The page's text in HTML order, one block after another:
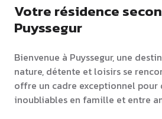
Votre résidence
Puyssegur
Bienvenue à Puyssegur, une
nature, détente et loisirs se
offre un cadre exceptionnel pour
inoubliables en famille et entre